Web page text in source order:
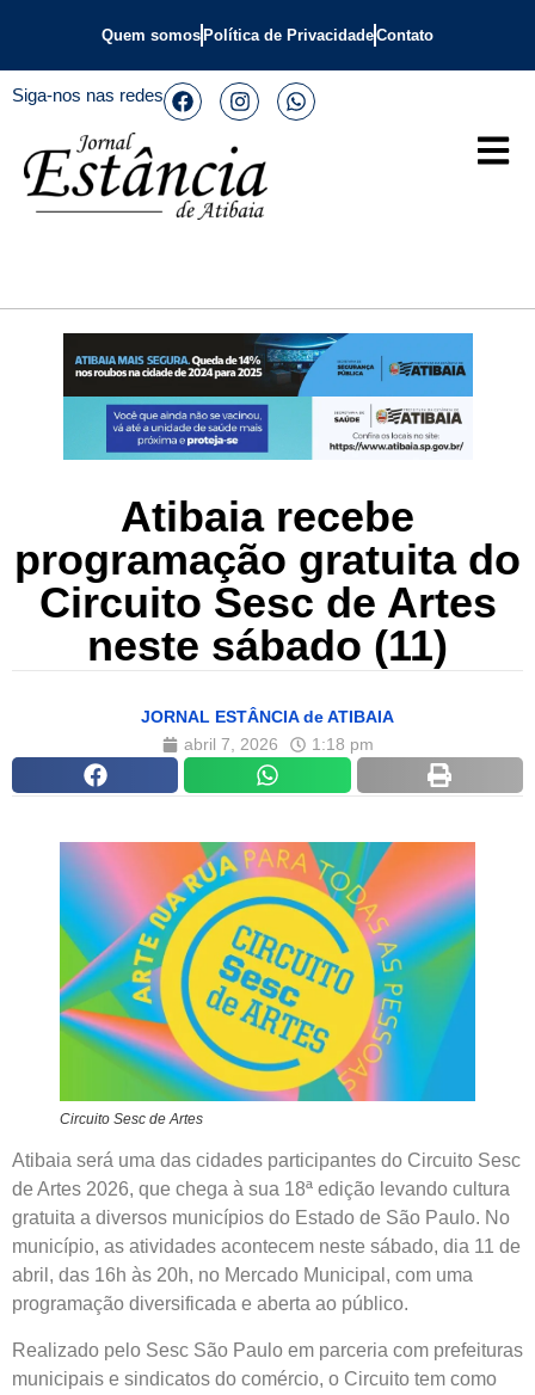
Quem somos Política de PrivacidadeContato
Siga-nos nas redes
Atibaia recebe
programação gratuita do
Circuito Sesc de Artes
neste sábado (11)
JORNAL ESTÂNCIA de ATIBAIA
abril 7, 2026
1:18 pm
Circuito Sesc de Artes
Atibaia será uma das cidades participantes do Circuito Sesc
de Artes 2026, que chega à sua 18ª edição levando cultura
gratuita a diversos municípios do Estado de São Paulo. No
município, as atividades acontecem neste sábado, dia 11 de
abril, das 16h às 20h, no Mercado Municipal, com uma
programação diversificada e aberta ao público.
Realizado pelo Sesc São Paulo em parceria com prefeituras
municipais e sindicatos do comércio, o Circuito tem como